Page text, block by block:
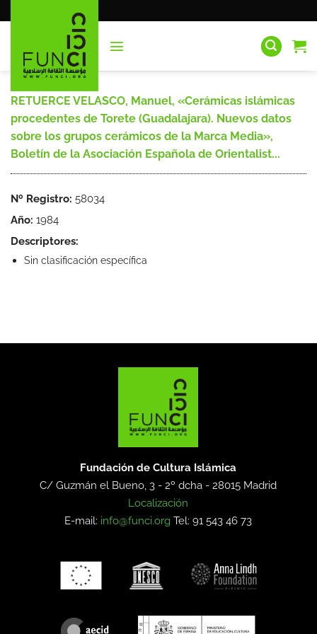
al
RETUERCE VELASCO, Manuel, «Cerámicas islámicas
procedentes de Torete (Guadalajara). Nuevos datos
sobre los grupos cerámicos de la Marca Media»,
Boletín de la Asociación Española de Orientalist...
Nº Registro: 58034
Año: 1984
Descriptores:
Sin clasificación específica
Fundación de Cultura Islámica
C/ Guzmán el Bueno, 3 - 2º dcha -28015 Madrid
Localización
E-mail: info@funci.org Tel: 91 543 46 73